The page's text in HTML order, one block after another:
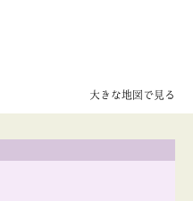
大きな地図で見る